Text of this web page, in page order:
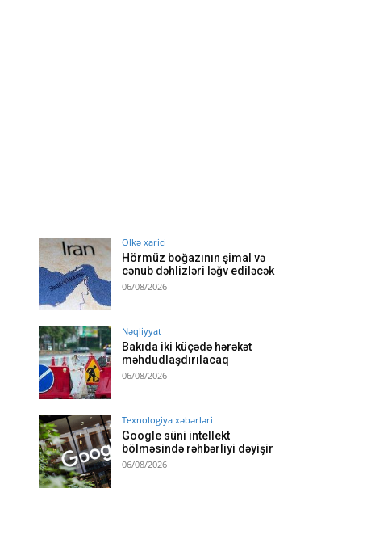
Ölkə xarici
Hörmüz boğazının şimal və
cənub dəhlizləri ləğv ediləcək
06/08/2026
Nəqliyyat
Bakıda iki küçədə hərəkət
məhdudlaşdırılacaq
06/08/2026
Texnologiya xəbərləri
Google süni intellekt
bölməsində rəhbərliyi dəyişir
06/08/2026